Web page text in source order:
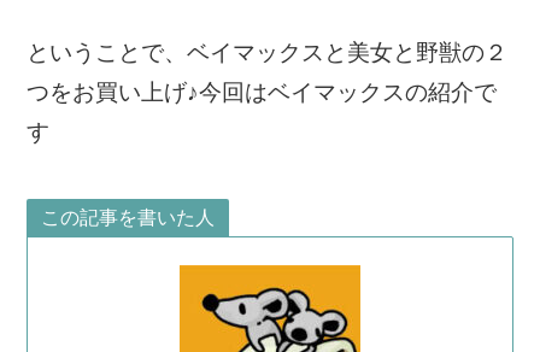
ということで、ベイマックスと美女と野獣の２
つをお買い上げ♪今回はベイマックスの紹介で
す
この記事を書いた人